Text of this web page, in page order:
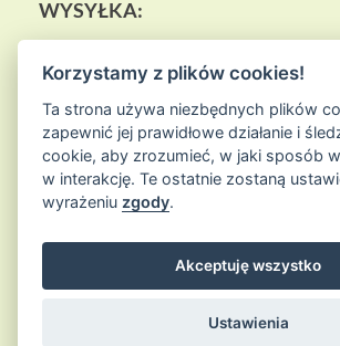
WYSYŁKA:
© 2026Sklep Ziołowa Wyspais
Entries (RSS) and
Korzystamy z plików cookies!
Ta strona używa niezbędnych plików
zapewnić jej prawidłowe działanie i
cookie, aby zrozumieć, w jaki sposób
w interakcję. Te ostatnie zostaną
wyrażeniu zgody.
Akceptuję wszystko
Ustawienia